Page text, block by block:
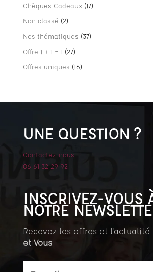
Chèques Cadeaux (17)
Non classé (2)
Nos thématiques (37)
Offre 1 + 1 = 1 (27)
Offres uniques (16)
UNE QUESTION ?
Contactez-nous
06 61 32 29 92
INSCRIVEZ-VOUS
NOTRE
Recevez les offres et l'actualité
et Vous